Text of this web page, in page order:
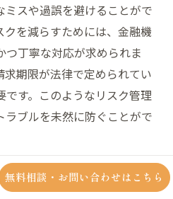
ミスや過誤を避けることがで
クを減らすためには、金融機
丁寧な対応が求められま
期限が法律で定められてい
です。このようなリスク管理
ラブルを未然に防ぐことがで
影響
無料相談・お問い合わせはこちら